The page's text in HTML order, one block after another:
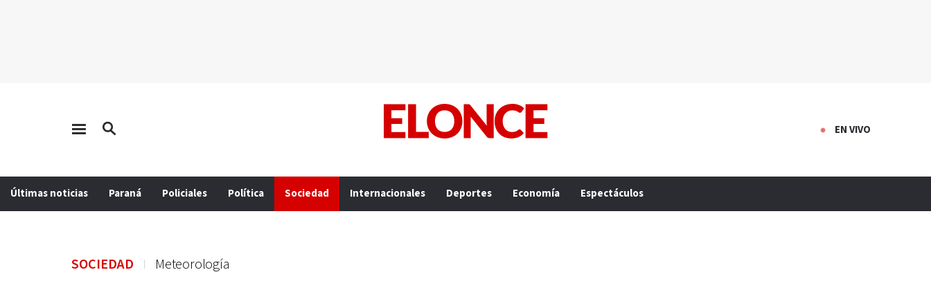
EN VIVO
Últimas noticias Paraná Policiales Política Sociedad Internacionales Deportes Economía Espectáculos
SOCIEDAD Meteorología